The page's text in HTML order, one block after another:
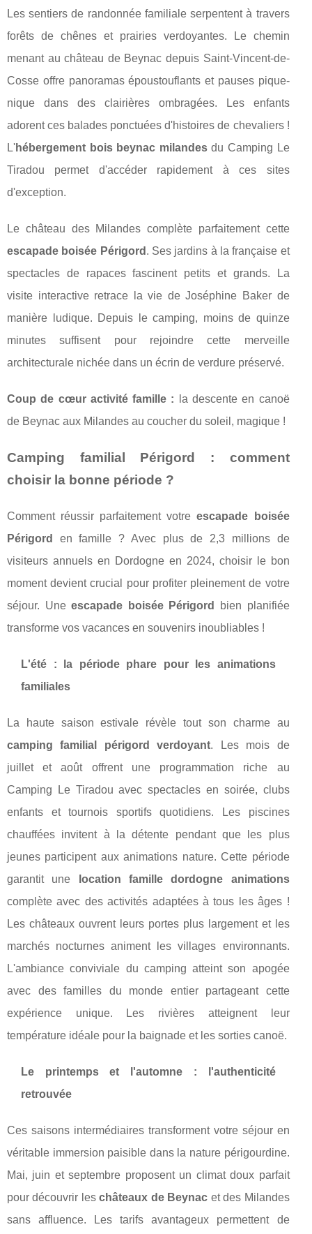
Les sentiers de randonnée familiale serpentent à travers
forêts de chênes et prairies verdoyantes. Le chemin
menant au château de Beynac depuis Saint-Vincent-de-
Cosse offre panoramas époustouflants et pauses pique-
nique dans des clairières ombragées. Les enfants
adorent ces balades ponctuées d'histoires de chevaliers !
L'hébergement bois beynac milandesdu Camping Le
Tiradou permet d'accéder rapidement à ces sites
d'exception.
Le château des Milandes complète parfaitement cette
escapade boisée Périgord . Ses jardins à la française et
spectacles de rapaces fascinent petits et grands. La
visite interactive retrace la vie de Joséphine Baker de
manière ludique. Depuis le camping, moins de quinze
minutes suffisent pour rejoindre cette merveille
architecturale nichée dans un écrin de verdure préservé.
Coup de cœur activité famille : la descente en canoë
de Beynac aux Milandes au coucher du soleil, magique !
Camping familial Périgord : comment
choisir la bonne période ?
Comment réussir parfaitement votreescapade boisée
Périgord
en famille ? Avec plus de 2,3 millions de
visiteurs annuels en Dordogne en 2024, choisir le bon
moment devient crucial pour profiter pleinement de votre
séjour. Uneescapade boisée Périgord
bien planifiée
transforme vos vacances en souvenirs inoubliables !
L'été : la période phare pour les animations
familiales
La haute saison estivale révèle tout son charme au
camping familial périgord verdoyant. Les mois de
juillet et août offrent une programmation riche au
Camping Le Tiradou avec spectacles en soirée, clubs
enfants et tournois sportifs quotidiens. Les piscines
chauffées invitent à la détente pendant que les plus
jeunes participent aux animations nature. Cette période
garantit une
location famille dordogne animations
complète avec des activités adaptées à tous les âges !
Les châteaux ouvrent leurs portes plus largement et les
marchés nocturnes animent les villages environnants.
L'ambiance conviviale du camping atteint son apogée
avec des familles du monde entier partageant cette
expérience unique. Les rivières atteignent leur
température idéale pour la baignade et les sorties canoë.
Le printemps et l'automne : l'authenticité
retrouvée
Ces saisons intermédiaires transforment votre séjour en
véritable immersion paisible dans la nature périgourdine.
Mai, juin et septembre proposent un climat doux parfait
pour découvrir leschâteaux de Beynac et des Milandes
sans affluence. Les tarifs avantageux permettent de